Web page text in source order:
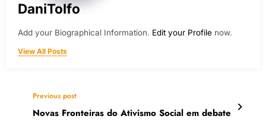
DaniTolfo
Add your Biographical Information. Edit your Profile now.
View All Posts
Previous post
Novas Fronteiras do Ativismo Social em debate